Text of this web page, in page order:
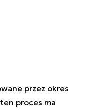
przez okres
proces ma